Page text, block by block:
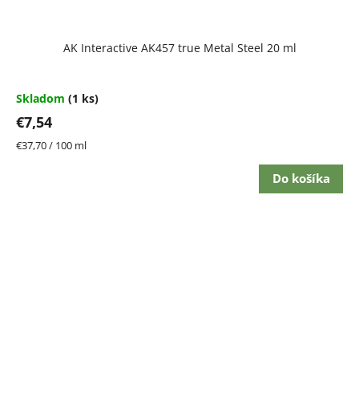
AK Interactive AK457 true Metal Steel 20 ml
Skladom (1 ks)
€7,54
Jednotková
€37,70 / 100 ml
Do košíka